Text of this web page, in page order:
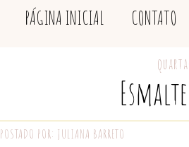
PÁGINA INICIAL CONTATO
POSTADO POR: JULIANA BARRETO